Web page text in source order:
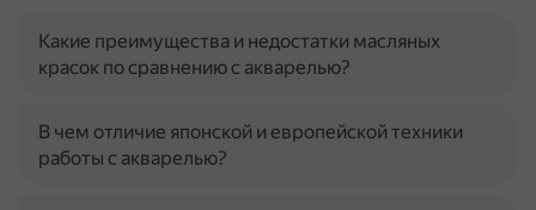
Какие преимущества и недостатки масляных
красок по сравнению с акварелью?
В чем отличие японской и европейской техники
работы с акварелью?